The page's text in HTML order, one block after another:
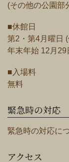
(その他の公園部
■休館日
第2・第4月曜日
年末年始 12月29
■入場料
無料
緊急時の対応
緊急時の対応に
アクセス